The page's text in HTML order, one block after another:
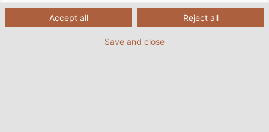
>>Xem thêm:Các sản phẩm dây cáp điện của
HELUKABEL
Accept all Reject all
Save and close